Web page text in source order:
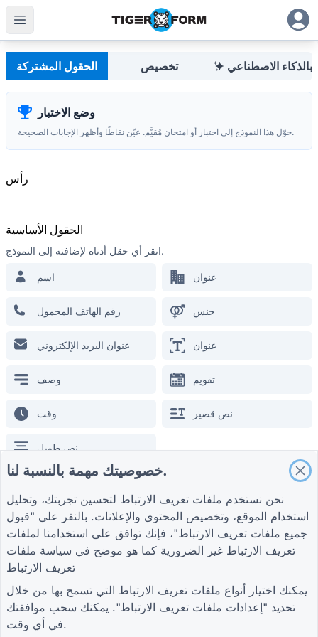
الحقول المشتركة
تخصيص الاصطناعي
وضع الاختبار
حوّل هذا النموذج إلى اختبار أو امتحان مُقيَّم. عيّن نقاطًا وأظهر الإجابات الصحيحة.
رأس
الحقول الأساسية
انقر أي حقل أدناه لإضافته إلى النموذج.
اسم عنوان
رقم الهاتف المحمول جنس
عنوان البريد الإلكتروني عنوان
وصف تقويم
وقت نص قصير
نص طويل
الحقول العامة
خيار واحد خيار متعدد
اختيار متعدد المستويات قائمة التحقق
موقع إمضاء
رقم
الأكثر تقدما
QR Form Generator Online
البقاء في الحلقة
يسمع عن العروض الترويجية والتحديثات والنصائح
نموذج مسح التجزئة
نموذج الترويج للإعلان
نموذج نظام طلب المطاعم
نموذج تقييم الموردين للخدمات اللوجستية
نموذج طلب خدمة المرافق
نموذج مشاركة العملاء
انضم إلى المجتمع
أدلة
مركز المساعدة
TIGER FORM الدليل
شركة
شروط
سياسة الخصوصية
إعدادات ملفات تعريف
الارتباط
عربي
خصوصيتك مهمة بالنسبة لنا.
نحن نستخدم ملفات تعريف الارتباط لتحسين تجربتك، وتحليل
استخدام الموقع، وتخصيص المحتوى والإعلانات. بالنقر على "قبول
جميع ملفات تعريف الارتباط"، فإنك توافق على استخدامنا لملفات
تعريف الارتباط غير الضرورية كما هو موضح في سياسة ملفات
تعريف الارتباط
يمكنك اختيار أنواع ملفات تعريف الارتباط التي تسمح بها من خلال
تحديد "إعدادات ملفات تعريف الارتباط". يمكنك سحب موافقتك
في أي وقت.